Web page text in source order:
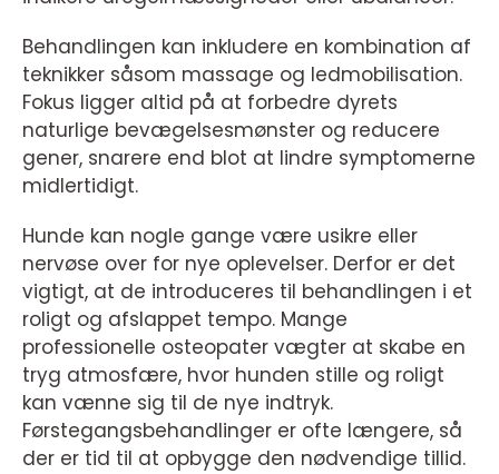
Behandlingen kan inkludere en kombination af
teknikker såsom massage og ledmobilisation.
Fokus ligger altid på at forbedre dyrets
naturlige bevægelsesmønster og reducere
gener, snarere end blot at lindre symptomerne
midlertidigt.
Hunde kan nogle gange være usikre eller
nervøse over for nye oplevelser. Derfor er det
vigtigt, at de introduceres til behandlingen i et
roligt og afslappet tempo. Mange
professionelle osteopater vægter at skabe en
tryg atmosfære, hvor hunden stille og roligt
kan vænne sig til de nye indtryk.
Førstegangsbehandlinger er ofte længere, så
der er tid til at opbygge den nødvendige tillid.